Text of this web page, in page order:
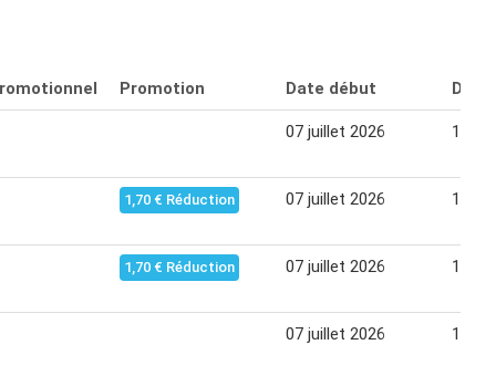
Promotion Date début Date
07 juillet 2026 19
1,70 € Réduction 07 juillet 2026 19
1,70 € Réduction 07 juillet 2026 11
07 juillet 2026 19